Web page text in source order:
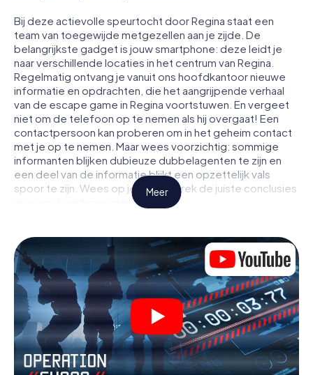
Bij deze actievolle speurtocht door Regina staat een
team van toegewijde metgezellen aan je zijde. De
belangrijkste gadget is jouw smartphone: deze leidt je
naar verschillende locaties in het centrum van Regina.
Regelmatig ontvang je vanuit ons hoofdkantoor nieuwe
informatie en opdrachten, die het aangrijpende verhaal
van de escape game in Regina voortstuwen. En vergeet
niet om de telefoon op te nemen als hij overgaat! Een
contactpersoon kan proberen om in het geheim contact
met je op te nemen. Maar wees voorzichtig: sommige
informanten blijken dubieuze dubbelagenten te zijn en
een deel van de informatie blijkt een opzettelijk vals
spoor te zijn. Wees op je hoede, trek de juiste conclusies
en vooral: vertrouw niemand!
niet opgesloten in een kamer waaruit je jezelf binnen een
bepaald tijdvenster moet bevrijden. Met deze
speurtocht met een smartphone wordt heel Regina jouw
speelveld! De technische voorwaarden voor jouw
avontuur in Regina zijn een smartphone en toegang tot
het mobiel internet. Met één klik krijg jij toegang tot onze
app. Je hoeft niets te installeren om door interactieve
video's, lastige minigames of andere functies in de actie
te worden getrokken.
Meer